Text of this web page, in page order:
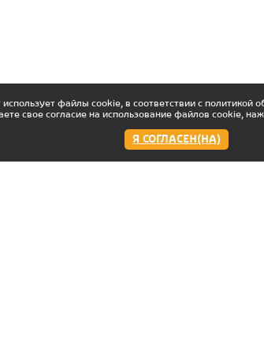
файлы cookie, в соответствии с политикой
свое согласие на использование файлов cookie,
Я СОГЛАСЕН(НА)